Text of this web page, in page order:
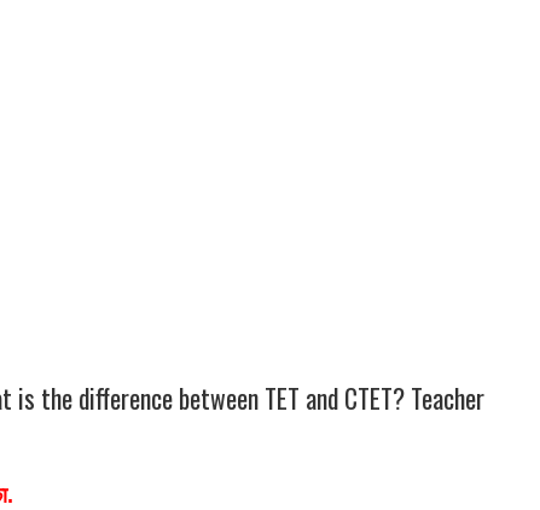
the difference between TET and CTET? Teacher